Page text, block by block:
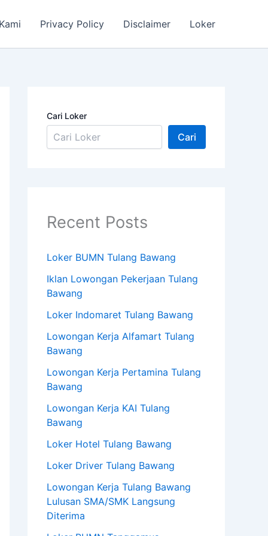
Privacy Policy Disclaimer Loker
Cari Loker
Cari
Recent Posts
Loker BUMN Tulang Bawang
Iklan Lowongan Pekerjaan Tulang
Bawang
Loker Indomaret Tulang Bawang
Lowongan Kerja Alfamart Tulang
Bawang
Lowongan Kerja Pertamina Tulang
Bawang
Lowongan Kerja KAI Tulang
Bawang
Loker Hotel Tulang Bawang
Loker Driver Tulang Bawang
Lowongan Kerja Tulang Bawang
Lulusan SMA/SMK Langsung
Diterima